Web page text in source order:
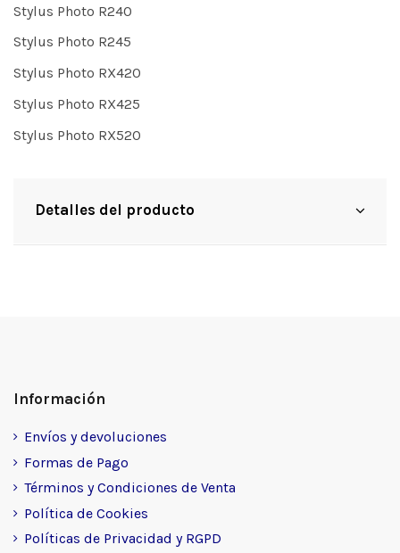
Stylus Photo R240
Stylus Photo R245
Stylus Photo RX420
Stylus Photo RX425
Stylus Photo RX520
Detalles del producto
Información
Envíos y devoluciones
Formas de Pago
Términos y Condiciones de Venta
Política de Cookies
Políticas de Privacidad y RGPD